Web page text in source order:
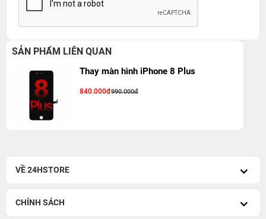
SẢN PHẨM LIÊN QUAN
Thay màn hình iPhone 8 Plus
840.000đ990.000đ
VỀ 24HSTORE
CHÍNH SÁCH